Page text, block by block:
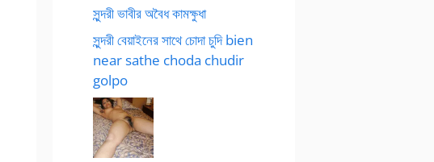
সুন্দরী ভাবীর অবৈধ কামক্ষুধা
সুন্দরী বেয়াইনের সাথে চোদা চুদি bien
near sathe choda chudir
golpo